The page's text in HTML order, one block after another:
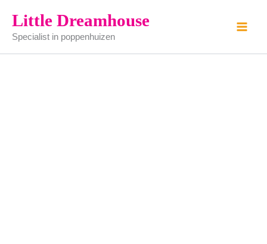
naar
inhoud
Little Dreamhouse
Specialist in poppenhuizen
rekje
aantal